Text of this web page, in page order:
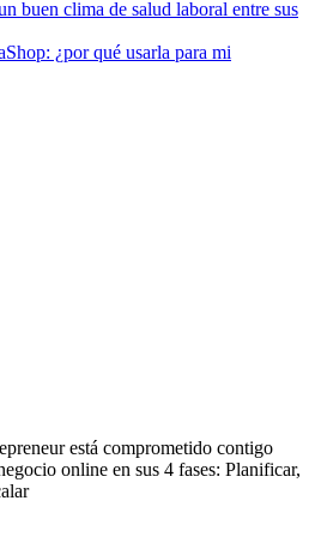
buen clima de salud laboral entre sus
¿por qué usarla para mi
está comprometido contigo
online en sus 4 fases: Planificar,